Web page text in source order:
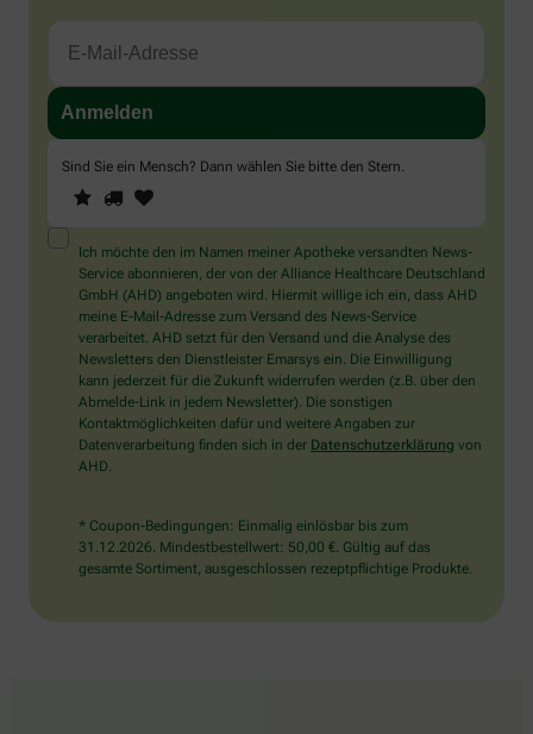
Sind Sie ein Mensch? Dann wählen Sie bitte den Stern
Sind
Sie
ein
Mensch?
Dann
wählen
Sie
bitte
den
Stern.
1 2
Ich möchte den im Namen meiner Apotheke versandten News-
Service abonnieren, der von der Alliance Healthcare Deutschland
GmbH (AHD) angeboten wird. Hiermit willige ich ein, dass AHD
meine E-Mail-Adresse zum Versand des News-Service
verarbeitet. AHD setzt für den Versand und die Analyse des
Newsletters den Dienstleister Emarsys ein. Die Einwilligung
kann jederzeit für die Zukunft widerrufen werden (z.B. über den
Abmelde-Link in jedem Newsletter). Die sonstigen
Kontaktmöglichkeiten dafür und weitere Angaben zur
Datenverarbeitung finden sich in der Datenschutzerklärung von
AHD.
* Coupon-Bedingungen: Einmalig einlösbar bis zum
31.12.2026. Mindestbestellwert: 50,00 €. Gültig auf das
gesamte Sortiment, ausgeschlossen rezeptpflichtige Produkte.